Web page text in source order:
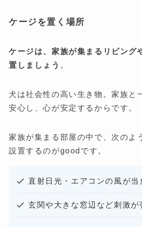
ケージを置く場所
ケージは、家族が集まるリビング
置しましょう 。
犬は社会性の高い生き物。家族と
安心し、心が安定するからです。
家族が集まる部屋の中で、次のよ
設置するのがgoodです。
直射日光・エアコンの風が当
玄関や大きな窓辺など刺激が